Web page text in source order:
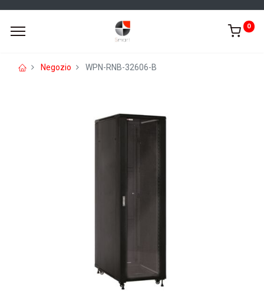
0
Negozio WPN-RNB-32606-B